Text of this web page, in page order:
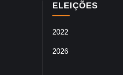
ELEIÇÕES
2022
2026